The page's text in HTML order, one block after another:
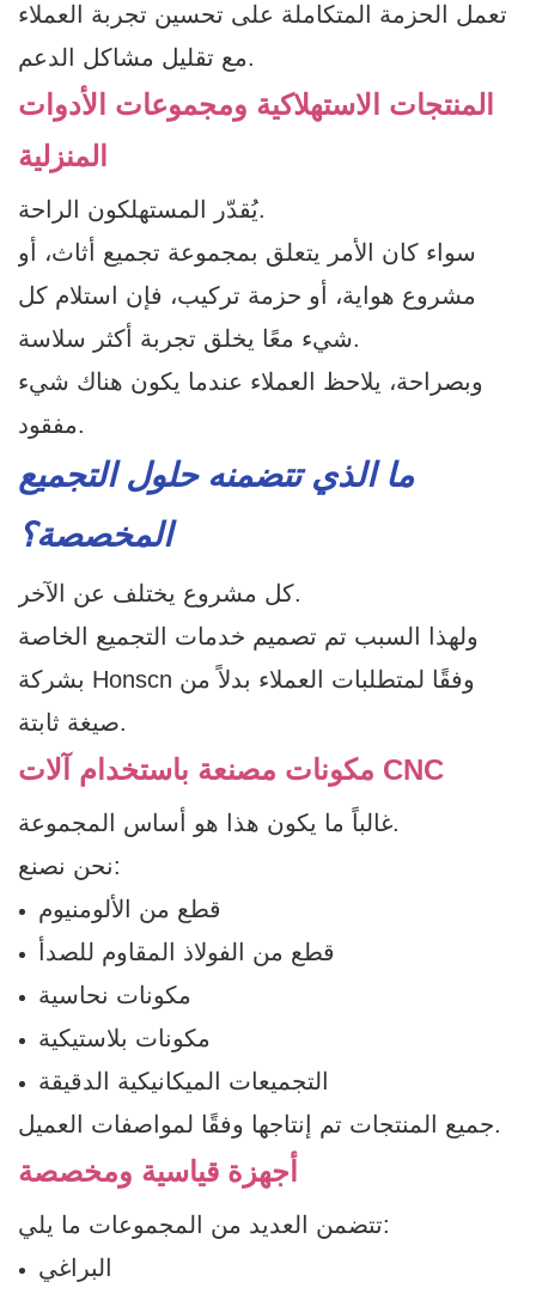
تعمل الحزمة المتكاملة على تحسين تجربة العملاء
مع تقليل مشاكل الدعم.
المنتجات الاستهلاكية ومجموعات الأدوات
المنزلية
يُقدّر المستهلكون الراحة.
سواء كان الأمر يتعلق بمجموعة تجميع أثاث، أو
مشروع هواية، أو حزمة تركيب، فإن استلام كل
شيء معًا يخلق تجربة أكثر سلاسة.
وبصراحة، يلاحظ العملاء عندما يكون هناك شيء
مفقود.
ما الذي تتضمنه حلول التجميع
المخصصة؟
كل مشروع يختلف عن الآخر.
ولهذا السبب تم تصميم خدمات التجميع الخاصة
بشركة Honscn وفقًا لمتطلبات العملاء بدلاً من
صيغة ثابتة.
مكونات مصنعة باستخدام آلات CNC
غالباً ما يكون هذا هو أساس المجموعة.
نحن نصنع:
قطع من الألومنيوم
قطع من الفولاذ المقاوم للصدأ
مكونات نحاسية
مكونات بلاستيكية
التجميعات الميكانيكية الدقيقة
جميع المنتجات تم إنتاجها وفقًا لمواصفات العميل.
أجهزة قياسية ومخصصة
تتضمن العديد من المجموعات ما يلي:
البراغي